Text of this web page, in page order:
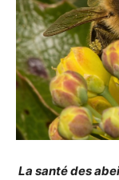
La santé des